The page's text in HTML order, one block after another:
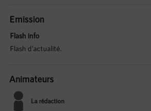
Emission
Flash info
Flash d'actualité.
Animateurs
La rédaction